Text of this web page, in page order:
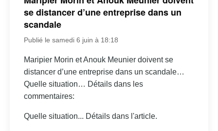
se distancer d’une entreprise dans un
scandale
Publié le samedi 6 juin à 18:18
Maripier Morin et Anouk Meunier doivent se
distancer d’une entreprise dans un scandale…
Quelle situation… Détails dans les
commentaires:
Quelle situation... Détails dans l'article.